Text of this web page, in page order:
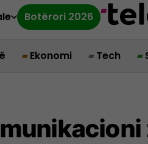
Botërori 2026
Ekonomi Tech